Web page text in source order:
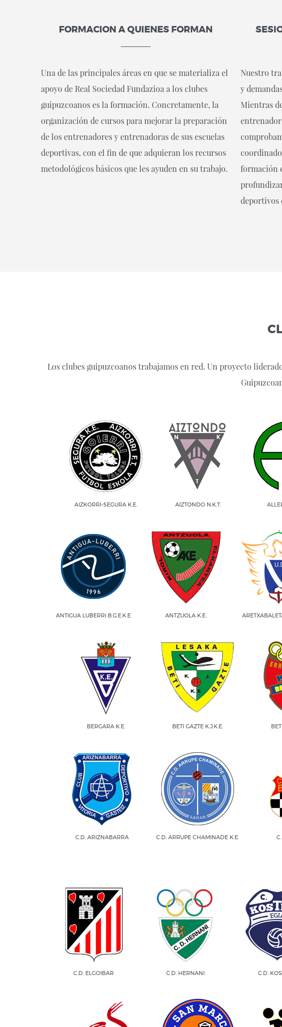
FORMACION A QUIENES FORMAN
Una de las principales áreas en que se materializa el
apoyo de Real Sociedad Fundazioa a los clubes
guipuzcoanos es la formación. Concretamente, la
organización de cursos para mejorar la preparación
de los entrenadores y entrenadoras de sus escuelas
deportivas, con el fin de que adquieran los recursos
metodológicos básicos que les ayuden en su trabajo.
Nuestro
y
Mientras
formación
deportivos
Los clubes guipuzcoanos trabajamos en red. Un proyecto
AIZKORRI-SEGURA K.E. AIZTONDO N.K.T.
ANTIGUA LUBERRI B.G.E.K.E. ANTZUOLA K.E.
BERGARA K.E. BETI GAZTE K.J.K.E.
C.D. ARIZNABARRA C.D. ARRUPE CHAMINADE K.E.
C.D. ELGOIBAR C.D. HERNANI C.D.